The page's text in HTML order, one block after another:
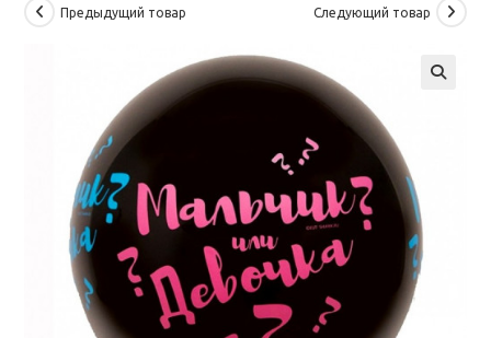
Предыдущий товар Следующий товар